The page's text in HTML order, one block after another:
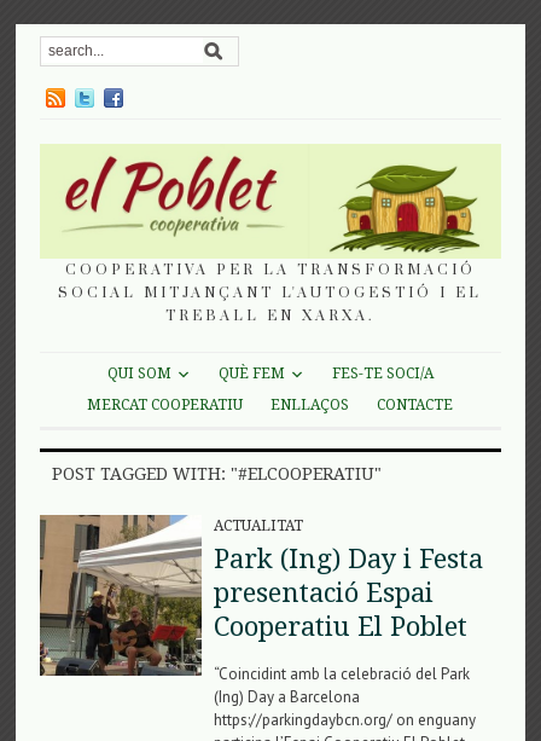
COOPERATIVA PER LA TRANSFORMACIÓ
SOCIAL MITJANÇANT L'AUTOGESTIÓ I EL
TREBALL EN XARXA.
QUI SOM QUÈ FEM
FES-TE SOCI/A
MERCAT COOPERATIU
ENLLAÇOS CONTACTE
POST TAGGED WITH: "#ELCOOPERATIU"
ACTUALITAT
Park (Ing) Day i Festa
presentació Espai
Cooperatiu El Poblet
“Coincidint amb la celebració del Park
(Ing) Day a Barcelona
https://parkingdaybcn.org/ on enguany